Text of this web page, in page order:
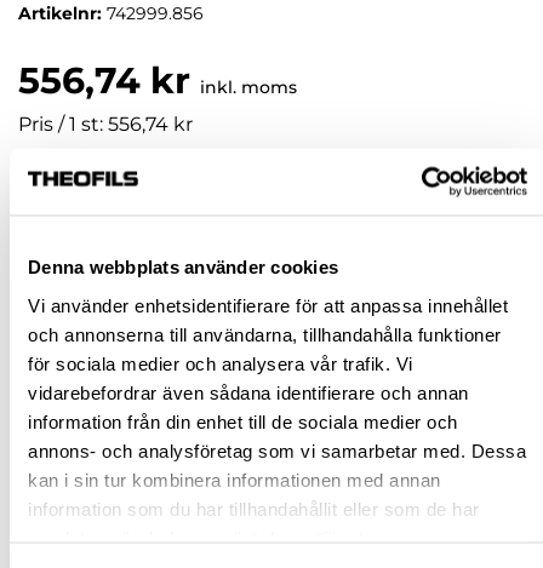
Denna webbplats använder cookies
Vi använder enhetsidentifierare för att anpassa innehållet
och annonserna till användarna, tillhandahålla funktioner
för sociala medier och analysera vår trafik. Vi
vidarebefordrar även sådana identifierare och annan
information från din enhet till de sociala medier och
annons- och analysföretag som vi samarbetar med. Dessa
kan i sin tur kombinera informationen med annan
information som du har tillhandahållit eller som de har
Artikelnr: 742999.856
556,74 kr inkl. moms
Pris / 1 st: 556,74 kr
st
Jönköping huvudlager Tillfälligt slut i lager online
Jönköping butik Slut i lager
Malmö butik Finns i lager
Stockholm butik Finns i lager
Snabba leveranser